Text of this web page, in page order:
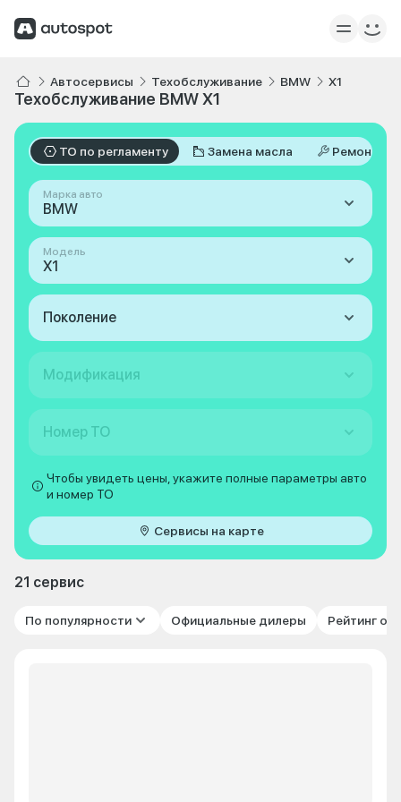
Автосервисы Техобслуживание BMW X1
Техобслуживание BMW X1
ТО по регламенту Замена масла Ремонт
Марка авто
BMW
Модель
X1
Поколение
Модификация
Номер ТО
Чтобы увидеть цены, укажите полные параметры авто
и номер ТО
Сервисы на карте
21 сервис
По популярности Официальные дилеры Рейтинг